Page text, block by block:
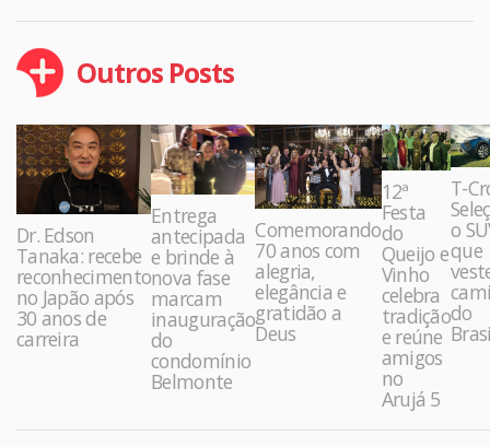
Outros Posts
Dr. Edson
Tanaka: recebe
reconhecimento
no Japão após
30 anos de
carreira
Entrega
antecipada
e brinde à
nova fase
marcam
inauguração
do
condomínio
Belmonte
Comemorando
70 anos com
alegria,
elegância e
gratidão a
Deus
12ª
Festa
do
Queijo e
Vinho
celebra
tradição
e reúne
amigos
no
Arujá 5
T-
o
que
do